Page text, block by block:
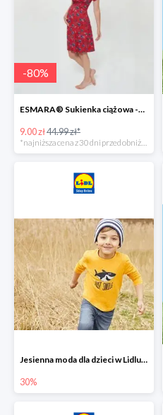
-80%
ESMARA® Sukienka ciążowa -79%
9.00 zł44.99 zł*
Jesienna moda dla dzieci w Lidlu Online do -30%
30%